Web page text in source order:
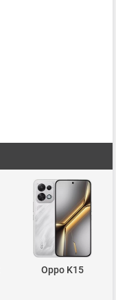
Oppo K15